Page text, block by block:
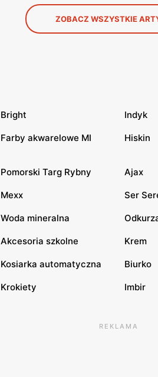
ZOBACZ WSZYSTKIE
Bright Indyk
Farby akwarelowe MI Hiskin
Pomorski Targ Rybny Ajax
Mexx Ser
Woda mineralna
Akcesoria szkolne Krem
Kosiarka automatyczna Biurko
Krokiety Imbir
REKLAMA